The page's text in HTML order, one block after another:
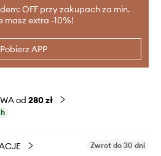
OFF przy zakupach za min.
masz extra -10%!
Pobierz APP
od 280 zł
Zwrot do 30 dni